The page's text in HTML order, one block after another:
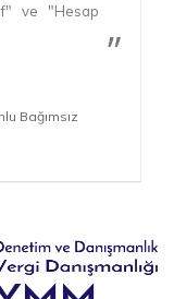
ve "Hesap
Bağımsız